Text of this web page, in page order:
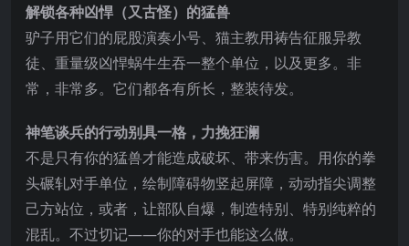
解锁各种凶悍（又古怪）的猛兽
驴子用它们的屁股演奏小号、猫主教用祷告征服异教
徒、重量级凶悍蜗牛生吞一整个单位，以及更多。非
常，非常多。它们都各有所长，整装待发。
神笔谈兵的行动别具一格，力挽狂澜
不是只有你的猛兽才能造成破坏、带来伤害。用你的拳
头碾轧对手单位，绘制障碍物竖起屏障，动动指尖调整
己方站位，或者，让部队自爆，制造特别、特别纯粹的
混乱。不过切记——你的对手也能这么做。